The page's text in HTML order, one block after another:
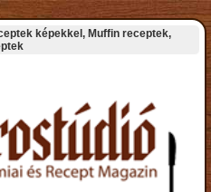
képekkel, Muffin receptek,